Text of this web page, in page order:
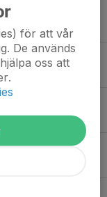
för att vår
De används
oss att